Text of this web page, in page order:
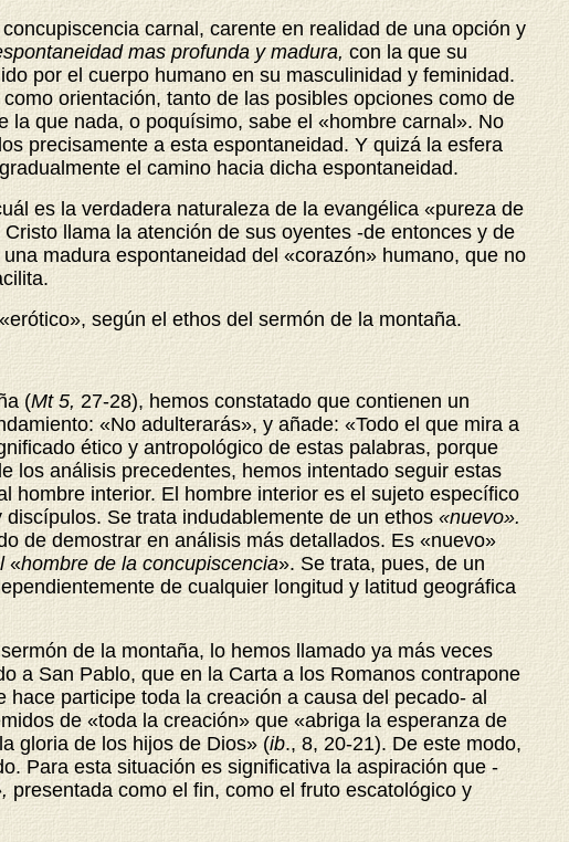
carnal, carente en realidad de una opción y
mas profunda y madura, con la que su
por el cuerpo humano en su masculinidad y feminidad.
orientación, tanto de las posibles opciones como de
que nada, o poquísimo, sabe el «hombre carnal». No
precisamente a esta espontaneidad. Y quizá la esfera
el camino hacia dicha espontaneidad.
es la verdadera naturaleza de la evangélica «pureza de
llama la atención de sus oyentes -de entonces y de
madura espontaneidad del «corazón» humano, que no
según el ethos del sermón de la montaña.
(Mt 5, 27-28), hemos constatado que contienen un
«No adulterarás», y añade: «Todo el que mira a
ético y antropológico de estas palabras, porque
los análisis precedentes, hemos intentado seguir estas
hombre interior. El hombre interior es el sujeto específico
Se trata indudablemente de un ethos «nuevo».
de demostrar en análisis más detallados. Es «nuevo»
«hombre de la concupiscencia». Se trata, pues, de un
de cualquier longitud y latitud geográfica
de la montaña, lo hemos llamado ya más veces
a San Pablo, que en la Carta a los Romanos contrapone
hace participe toda la creación a causa del pecado- al
de «toda la creación» que «abriga la esperanza de
gloria de los hijos de Dios» (ib., 8, 20-21). De este modo,
Para esta situación es significativa la aspiración que -
presentada como el fin, como el fruto escatológico y